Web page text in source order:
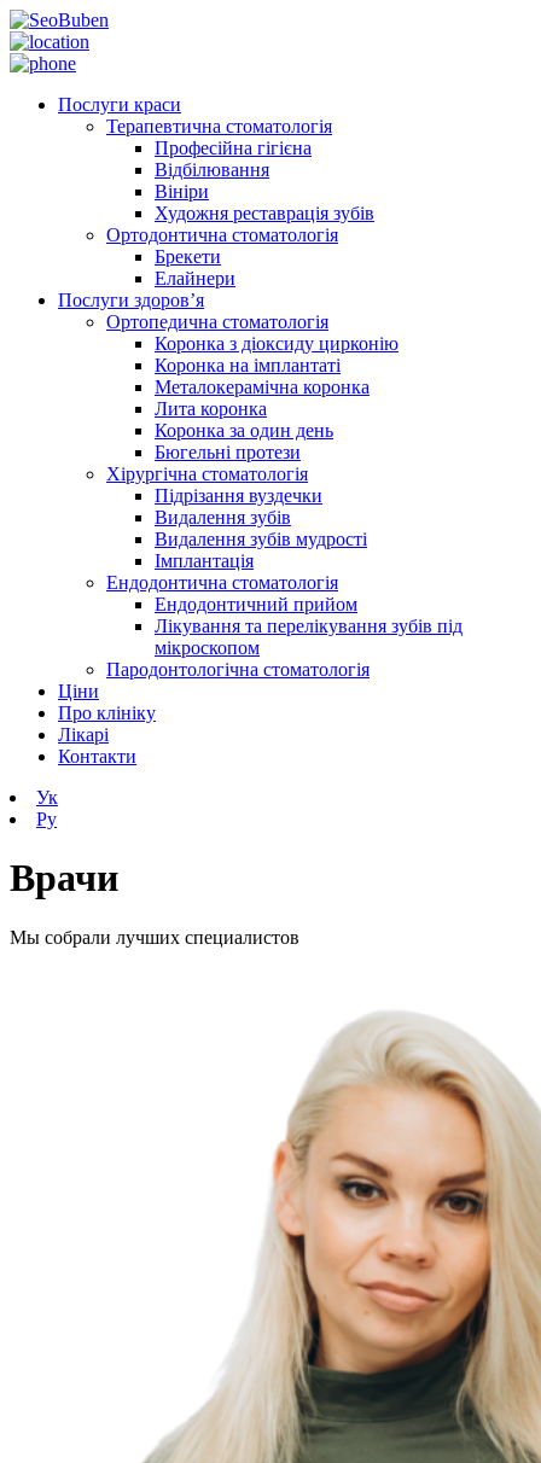
Послуги краси
Терапевтична стоматологія
Професійна гігієна
Відбілювання
Вініри
Художня реставрація зубів
Ортодонтична стоматологія
Брекети
Елайнери
Послуги здоров’я
Ортопедична стоматологія
Коронка з діоксиду цирконію
Коронка на імплантаті
Металокерамічна коронка
Лита коронка
Коронка за один день
Бюгельні протези
Хірургічна стоматологія
Підрізання вуздечки
Видалення зубів
Видалення зубів мудрості
Імплантація
Ендодонтична стоматологія
Ендодонтичний прийом
Лікування та перелікування зубів під
мікроскопом
Пародонтологічна стоматологія
Ціни
Про клініку
Лікарі
Контакти
Ук
Ру
Врачи
Мы собрали лучших специалистов